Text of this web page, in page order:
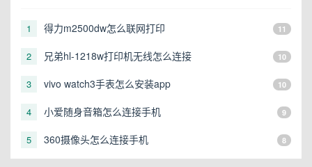
1 得力m2500dw怎么联网打印 11
2 兄弟hl-1218w打印机无线怎么连接 10
3 vivo watch3手表怎么安装app 10
4 小爱随身音箱怎么连接手机 9
5 360摄像头怎么连接手机 8